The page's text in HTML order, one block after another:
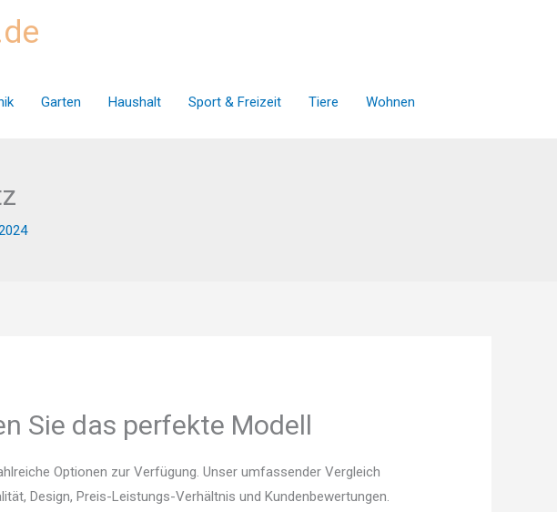
Garten Haushalt Sport & Freizeit Tiere Wohnen
Sie das perfekte Modell
Optionen zur Verfügung. Unser umfassender Vergleich
Design, Preis-Leistungs-Verhältnis und Kundenbewertungen.